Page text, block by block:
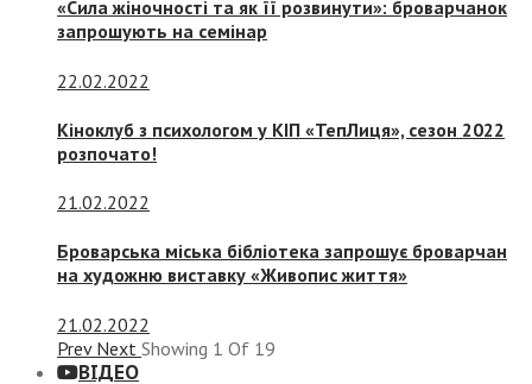
«Сила жіночності та як її розвинути»: броварчанок
запрошують на семінар
22.02.2022
Кіноклуб з психологом у КІП «ТепЛиця», сезон 2022
розпочато!
21.02.2022
Броварська міська бібліотека запрошує броварчан
на художню виставку «Живопис життя»
21.02.2022
Prev Next Showing 1 Of 19
ВІДЕО